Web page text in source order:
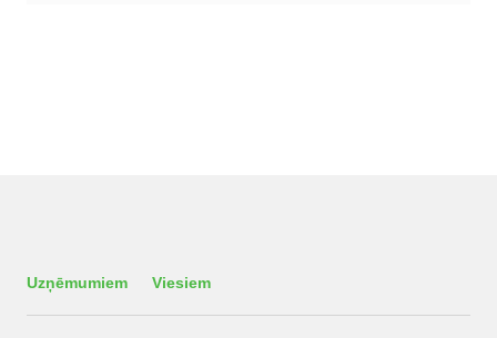
Uzņēmumiem Viesiem